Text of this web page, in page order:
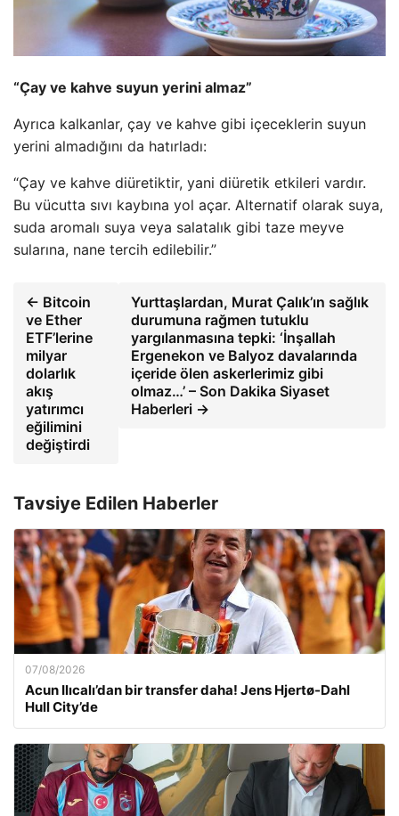
“Çay ve kahve suyun yerini almaz”
Ayrıca kalkanlar, çay ve kahve gibi içeceklerin suyun
yerini almadığını da hatırladı:
“Çay ve kahve diüretiktir, yani diüretik etkileri vardır.
Bu vücutta sıvı kaybına yol açar. Alternatif olarak suya,
suda aromalı suya veya salatalık gibi taze meyve
sularına, nane tercih edilebilir.”
← Bitcoin
ve Ether
ETF’lerine
milyar
dolarlık
akış
yatırımcı
eğilimini
değiştirdi
Yurttaşlardan, Murat Çalık’ın sağlık
durumuna rağmen tutuklu
yargılanmasına tepki: ‘İnşallah
Ergenekon ve Balyoz davalarında
içeride ölen askerlerimiz gibi
olmaz…’ – Son Dakika Siyaset
Haberleri →
Tavsiye Edilen Haberler
07/08/2026
Acun Ilıcalı’dan bir transfer daha! Jens Hjertø-Dahl
Hull City’de